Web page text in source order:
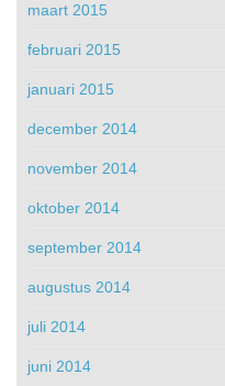
maart 2015
februari 2015
januari 2015
december 2014
november 2014
oktober 2014
september 2014
augustus 2014
juli 2014
juni 2014